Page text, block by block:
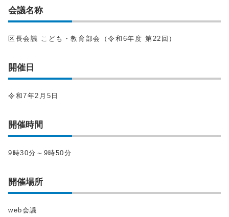
会議名称
区長会議 こども・教育部会（令和6年度 第22回）
開催日
令和7年2月5日
開催時間
9時30分～9時50分
開催場所
web会議